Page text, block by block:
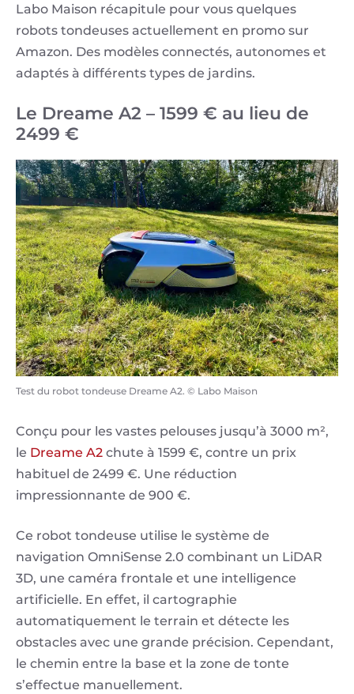
Labo Maison récapitule pour vous quelques
robots tondeuses actuellement en promo sur
Amazon. Des modèles connectés, autonomes et
adaptés à différents types de jardins.
Le Dreame A2 – 1599 € au lieu de
2499 €
Test du robot tondeuse Dreame A2. © Labo Maison
Conçu pour les vastes pelouses jusqu’à 3000 m²,
le Dreame A2 chute à 1599 €, contre un prix
habituel de 2499 €. Une réduction
impressionnante de 900 €.
Ce robot tondeuse utilise le système de
navigation OmniSense 2.0 combinant un LiDAR
3D, une caméra frontale et une intelligence
artificielle. En effet, il cartographie
automatiquement le terrain et détecte les
obstacles avec une grande précision. Cependant,
le chemin entre la base et la zone de tonte
s’effectue manuellement.